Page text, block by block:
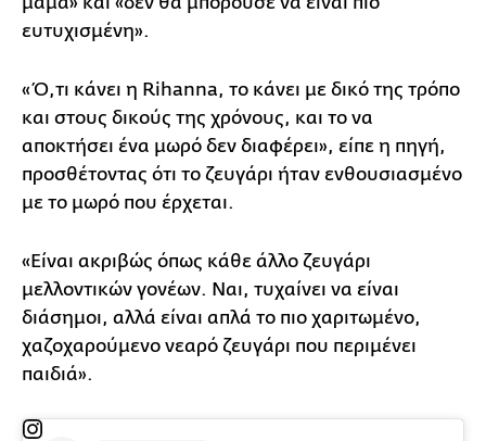
ευτυχισμένη».
«Ό,τι κάνει η Rihanna, το κάνει με δικό της τρόπο
και στους δικούς της χρόνους, και το να
αποκτήσει ένα μωρό δεν διαφέρει», είπε η πηγή,
προσθέτοντας ότι το ζευγάρι ήταν ενθουσιασμένο
με το μωρό που έρχεται.
«Είναι ακριβώς όπως κάθε άλλο ζευγάρι
μελλοντικών γονέων. Ναι, τυχαίνει να είναι
διάσημοι, αλλά είναι απλά το πιο χαριτωμένο,
χαζοχαρούμενο νεαρό ζευγάρι που περιμένει
παιδιά».